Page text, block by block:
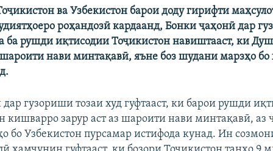
ва Узбекистон барои доду гирифти
роҳандозӣ кардаанд, Бонки ҷаҳонӣ дар
ба рушди иқтисодии Тоҷикистон навиштааст, ки
нави минтақавӣ, яъне боз шудани марзҳо бо
гузориши тозаи худ гуфтааст, ки барои рушди
кишварро зарур аст аз шароити нави минтақавӣ, аз
бо Узбекистон пурсамар истифода кунад. Ин